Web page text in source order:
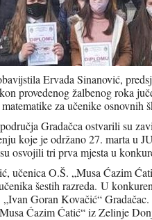
Ervada Sinanović,
provedenog žalbenog roka
za učenike osnovnih
Gradačca ostvarili su
koje je održano 27. marta u
osvojili tri prva mjesta u
učenica O.Š. „Musa Ćazim
šestih razreda. U
Goran Kovačić“ Gradačac.
Ćazim Ćatić“ iz Zelinje